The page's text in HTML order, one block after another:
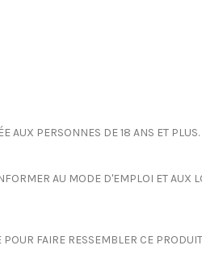
AUX PERSONNES DE 18 ANS ET PLUS.
AU MODE D'EMPLOI ET AUX
FAIRE RESSEMBLER CE